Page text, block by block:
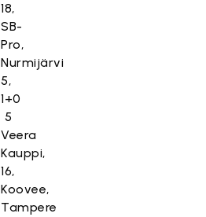
18,
SB-
Pro,
Nurmijärvi
5,
1+0
5
Veera
Kauppi,
16,
Koovee,
Tampere